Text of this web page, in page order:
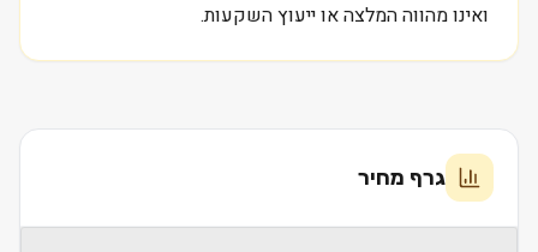
ואינו מהווה המלצה או ייעוץ השקעות.
גרף מחיר